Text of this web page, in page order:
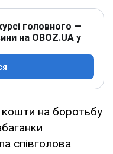
головного —
на OBOZ.UA у
на боротьбу
співголова